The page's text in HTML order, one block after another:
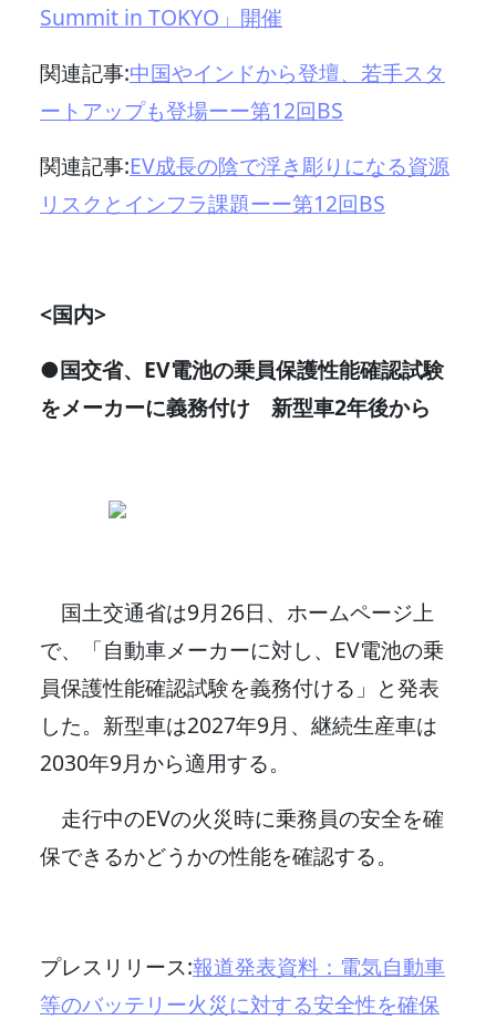
Summit in TOKYO」開催
関連記事:中国やインドから登壇、若手スタ
ートアップも登場ーー第12回BS
関連記事:EV成長の陰で浮き彫りになる資源
リスクとインフラ課題ーー第12回BS
<国内>
●国交省、EV電池の乗員保護性能確認試験
をメーカーに義務付け 新型車2年後から
国土交通省は9月26日、ホームページ上
で、「自動車メーカーに対し、EV電池の乗
員保護性能確認試験を義務付ける」と発表
した。新型車は2027年9月、継続生産車は
2030年9月から適用する。
走行中のEVの火災時に乗務員の安全を確
保できるかどうかの性能を確認する。
プレスリリース:報道発表資料：電気自動車
等のバッテリー火災に対する安全性を確保